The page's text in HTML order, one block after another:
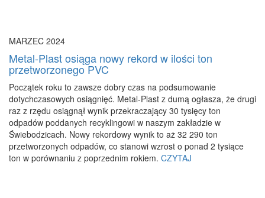
MARZEC 2024
Metal-Plast osiąga nowy rekord w ilości ton
przetworzonego PVC
Początek roku to zawsze dobry czas na podsumowanie
dotychczasowych osiągnięć. Metal-Plast z dumą ogłasza, że drugi
raz z rzędu osiągnął wynik przekraczający 30 tysięcy ton
odpadów poddanych recyklingowi w naszym zakładzie w
Świebodzicach. Nowy rekordowy wynik to aż 32 290 ton
przetworzonych odpadów, co stanowi wzrost o ponad 2 tysiące
ton w porównaniu z poprzednim rokiem. CZYTAJ